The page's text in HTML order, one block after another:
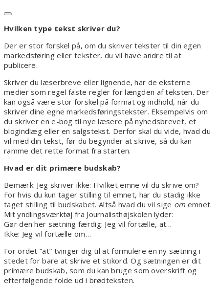
Hvilken type tekst skriver du?
Der er stor forskel på, om du skriver tekster til din egen
markedsføring eller tekster, du vil have andre til at
publicere.
Skriver du læserbreve eller lignende, har de eksterne
medier som regel faste regler for længden af teksten. Der
kan også være stor forskel på format og indhold, når du
skriver dine egne markedsføringstekster. Eksempelvis om
du skriver en e-bog til nye læsere på nyhedsbrevet, et
blogindlæg eller en salgstekst. Derfor skal du vide, hvad du
vil med din tekst, før du begynder at skrive, så du kan
ramme det rette format fra starten.
Hvad er dit primære budskab?
Bemærk: Jeg skriver ikke: Hvilket emne vil du skrive om?
For hvis du kun tager stilling til emnet, har du stadig ikke
taget stilling til budskabet. Altså hvad du vil sige om emnet.
Mit yndlingsværktøj fra Journalisthøjskolen lyder:
Gør den her sætning færdig: Jeg vil fortælle, at…
Ikke: Jeg vil fortælle om…
For ordet ”at” tvinger dig til at formulere en ny sætning i
stedet for bare at skrive et stikord. Og sætningen er dit
primære budskab, som du kan bruge som overskrift og
efterfølgende folde ud i brødteksten.